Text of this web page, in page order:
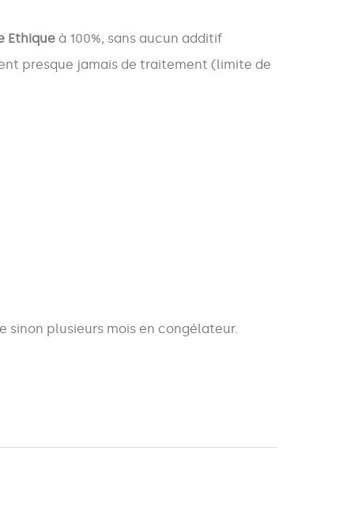
Ethique à 100%, sans aucun additif
presque jamais de traitement (limite de
sinon plusieurs mois en congélateur.